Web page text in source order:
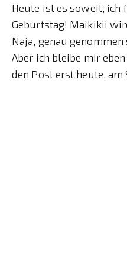
Heute ist es soweit, ich
Geburtstag! Maikikii
Naja, genau
Aber ich bleibe mir
den Post erst heute, am